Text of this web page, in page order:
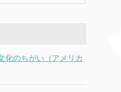
化のちがい（アメリカ